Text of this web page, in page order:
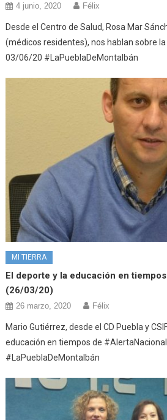
4 junio, 2020 Félix
Desde el Centro de Salud, Rosa Mar
(médicos residentes), nos hablan sobre
03/06/20 #LaPueblaDeMontalbán
MI TIERRA
El deporte y la educación en
(26/03/20)
26 marzo, 2020 Félix
Mario Gutiérrez, desde el CD Puebla y
educación en tiempos de
#LaPueblaDeMontalbán